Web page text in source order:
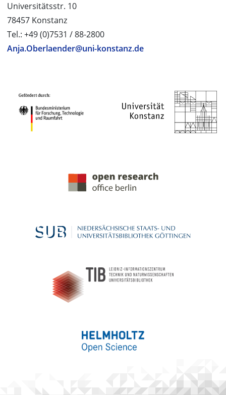
Universitätsstr. 10
78457 Konstanz
Tel.: +49 (0)7531 / 88-2800
Anja.Oberlaender@uni-konstanz.de